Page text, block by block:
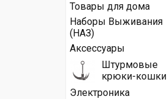
Товары для дома
Наборы Выживания
(НАЗ)
Аксессуары
Штурмовые
крюки-кошки
Электроника